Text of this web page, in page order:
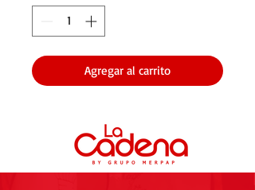
Agregar al carrito